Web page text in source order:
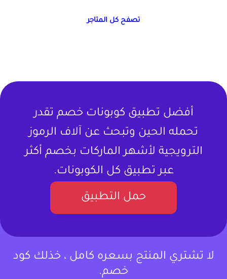
تصفح كل المتاجر
أفضل تطبيق كوبونات خصم تقدر
تحمله الحين وتبحث عن آلاف الرموز
الترويجية لأشهر الماركات بخصم أكثر
عبر تطبيق كل الكوبونات.
حمل التطبيق
لا تشتري المنتج بسعره كامل ، خذلك كود
خصم.